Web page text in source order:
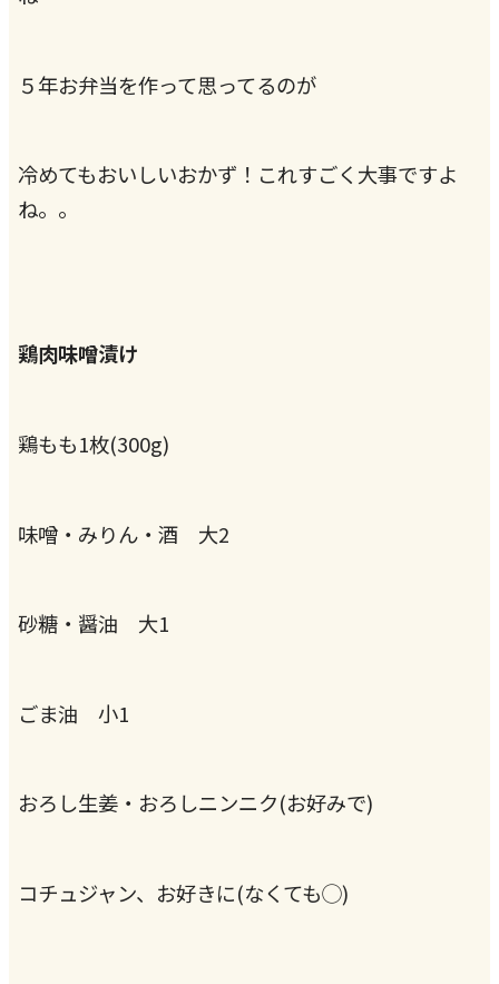
５年お弁当を作って思ってるのが
冷めてもおいしいおかず！これすごく大事ですよ
ね。。
鶏肉味噌漬け
鶏もも1枚(300g)
味噌・みりん・酒 大2
砂糖・醤油 大1
ごま油 小1
おろし生姜・おろしニンニク(お好みで)
コチュジャン、お好きに(なくても◯)